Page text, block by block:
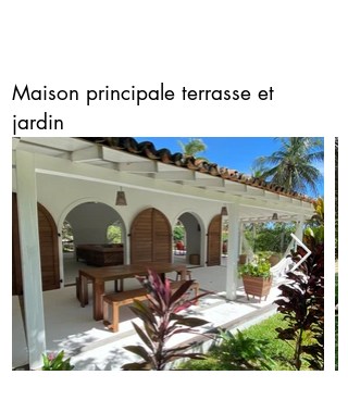
Maison principale terrasse et
jardin